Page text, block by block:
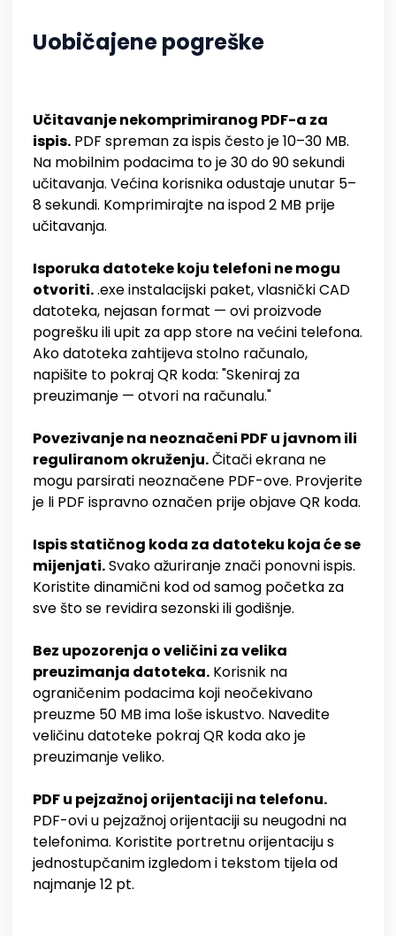
Uobičajene pogreške
Učitavanje nekomprimiranog PDF-a za
ispis. PDF spreman za ispis često je 10–30 MB.
Na mobilnim podacima to je 30 do 90 sekundi
učitavanja. Većina korisnika odustaje unutar 5–
8 sekundi. Komprimirajte na ispod 2 MB prije
učitavanja.
Isporuka datoteke koju telefoni ne mogu
otvoriti..exe instalacijski paket, vlasnički CAD
datoteka, nejasan format — ovi proizvode
pogrešku ili upit za app store na većini telefona.
Ako datoteka zahtijeva stolno računalo,
napišite to pokraj QR koda: "Skeniraj za
preuzimanje — otvori na računalu."
Povezivanje na neoznačeni PDF u javnom ili
reguliranom okruženju.Čitači ekrana ne
mogu parsirati neoznačene PDF-ove. Provjerite
je li PDF ispravno označen prije objave QR koda.
Ispis statičnog koda za datoteku koja će se
mijenjati.Svako ažuriranje znači ponovni ispis.
Koristite dinamični kod od samog početka za
sve što se revidira sezonski ili godišnje.
Bez upozorenja o veličini za velika
preuzimanja datoteka. Korisnik na
ograničenim podacima koji neočekivano
preuzme 50 MB ima loše iskustvo. Navedite
veličinu datoteke pokraj QR koda ako je
preuzimanje veliko.
PDF u pejzažnoj orijentaciji na telefonu.
PDF-ovi u pejzažnoj orijentaciji su neugodni na
telefonima. Koristite portretnu orijentaciju s
jednostupčanim izgledom i tekstom tijela od
najmanje 12 pt.